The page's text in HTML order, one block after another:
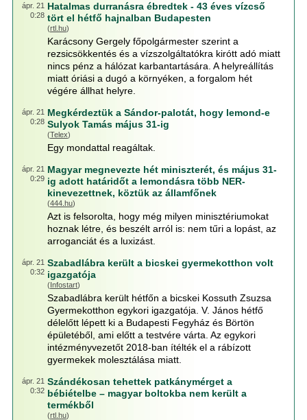
ápr. 21
0:28
Hatalmas durranásra ébredtek - 43 éves vízcső
tört el hétfő hajnalban Budapesten
(rtl.hu)
Karácsony Gergely főpolgármester szerint a
rezsicsökkentés és a vízszolgáltatókra kirótt adó miatt
nincs pénz a hálózat karbantartására. A helyreállítás
miatt óriási a dugó a környéken, a forgalom hét
végére állhat helyre.
ápr. 21
0:28
Megkérdeztük a Sándor-palotát, hogy lemond-e
Sulyok Tamás május 31-ig
(Telex)
Egy mondattal reagáltak.
ápr. 21
0:29
Magyar megnevezte hét miniszterét, és május 31-
ig adott határidőt a lemondásra több NER-
kinevezettnek, köztük az államfőnek
(444.hu)
Azt is felsorolta, hogy még milyen minisztériumokat
hoznak létre, és beszélt arról is: nem tűri a lopást, az
arroganciát és a luxizást.
ápr. 21
0:32
Szabadlábra került a bicskei gyermekotthon volt
igazgatója
(Infostart)
Szabadlábra került hétfőn a bicskei Kossuth Zsuzsa
Gyermekotthon egykori igazgatója. V. János hétfő
délelőtt lépett ki a Budapesti Fegyház és Börtön
épületéből, ami előtt a testvére várta. Az egykori
intézményvezetőt 2018-ban ítélték el a rábízott
gyermekek molesztálása miatt.
ápr. 21
0:32
Szándékosan tehettek patkánymérget a
bébiételbe – magyar boltokba nem került a
termékből
(rtl.hu)